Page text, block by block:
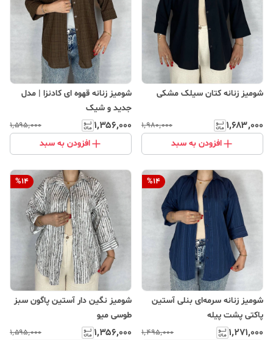
شومیز زنانه کتان سیلک مشکی
۱٬۶۸۳٬۰۰۰ ۱٬۹۸۰٬۰۰۰
افزودن به سبد
شومیز زنانه قهوه ای کادنزا | مدل
جدید و شیک
۱٬۳۵۶٬۰۰۰ ۱٬۵۹۵٬۰۰۰
افزودن به سبد
%14
شومیز زنانه سرمه‌ای بنلی آستین
پاکتی پشت پیله
۱٬۲۷۱٬۰۰۰ ۱٬۴۹۵٬۰۰۰
%14
شومیز نگین دار آستین پاگون سبز
طوسی میو
۱٬۳۵۶٬۰۰۰ ۱٬۵۹۵٬۰۰۰